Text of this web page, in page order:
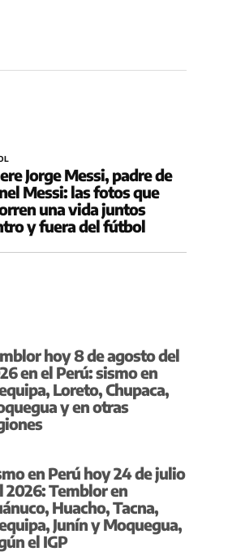
Jorge Messi, padre de
Messi: las fotos que
una vida juntos
y fuera del fútbol
hoy 8 de agosto del
en el Perú: sismo en
Loreto, Chupaca,
y en otras
en Perú hoy 24 de julio
2026: Temblor en
Huacho, Tacna,
Junín y Moquegua,
el IGP